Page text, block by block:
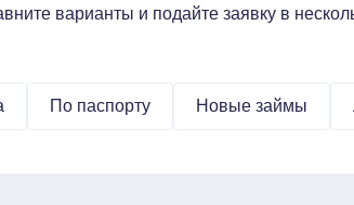
варианты и подайте заявку в
По паспорту Новые займы